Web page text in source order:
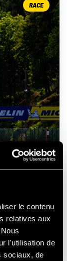
le contenu
relatives aux
l'utilisation de
sociaux, de
SPA
RACE